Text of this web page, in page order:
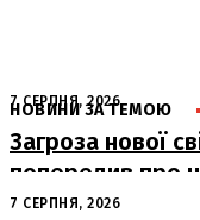
НОВИНИ ЗА ТЕМОЮ
7 СЕРПНЯ, 2026
Загроза нової
попередив про
судна
7 СЕРПНЯ, 2026